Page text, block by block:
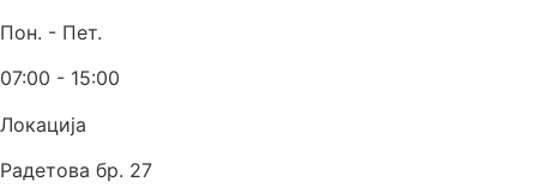
Пон. - Пет.
07:00 - 15:00
Локација
Радетова бр. 27